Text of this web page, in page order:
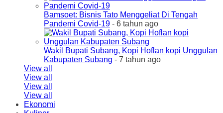
Bamsoet: Bisnis Tato Menggeliat Di Tengah
Pandemi Covid-19 - 6 tahun ago
Wakil Bupati Subang, Kopi Hoflan kopi Unggulan
Kabupaten Subang - 7 tahun ago
View all
View all
View all
View all
Ekonomi